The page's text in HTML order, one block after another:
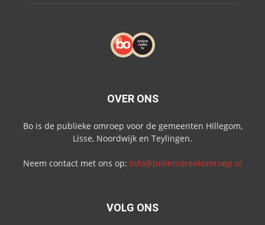
OVER ONS
Bo is de publieke omroep voor de gemeenten Hillegom,
Lisse, Noordwijk en Teylingen.
Neem contact met ons op: info@bollenstreekomroep.nl
VOLG ONS